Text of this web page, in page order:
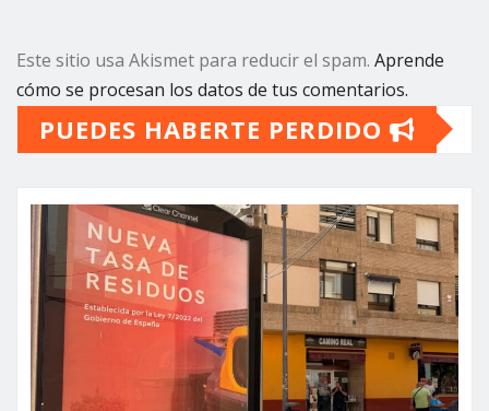
Este sitio usa Akismet para reducir el spam. Aprende
cómo se procesan los datos de tus comentarios.
PUEDES HABERTE PERDIDO